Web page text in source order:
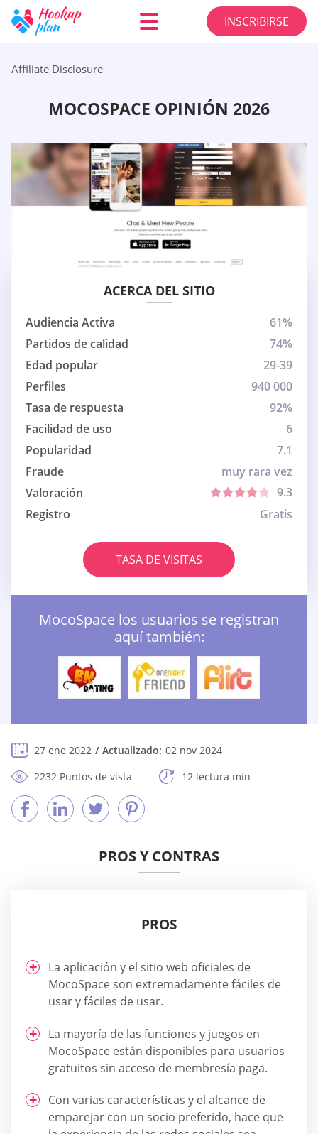
INSCRIBIRSE
Affiliate Disclosure
MOCOSPACE OPINIÓN 2026
ACERCA DEL SITIO
Audiencia Activa
61%
Partidos de calidad
74%
Edad popular
29-39
Perfiles
940 000
Tasa de respuesta
92%
Facilidad de uso
6
Popularidad
7.1
Fraude
muy rara vez
Valoración
9.3
Registro
Gratis
TASA DE VISITAS
MocoSpace los usuarios se registran
aquí también:
27 ene 2022 Actualizado: 02 nov 2024
2232 Puntos de vista
12 lectura mín
PROS Y CONTRAS
PROS
La aplicación y el sitio web oficiales de
MocoSpace son extremadamente fáciles de
usar y fáciles de usar.
La mayoría de las funciones y juegos en
MocoSpace están disponibles para usuarios
gratuitos sin acceso de membresía paga.
Con varias características y el alcance de
emparejar con un socio preferido, hace que